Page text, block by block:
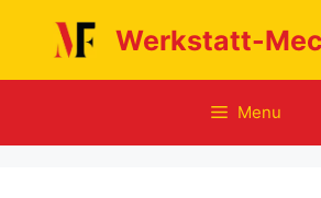
Werkstatt-
Menu